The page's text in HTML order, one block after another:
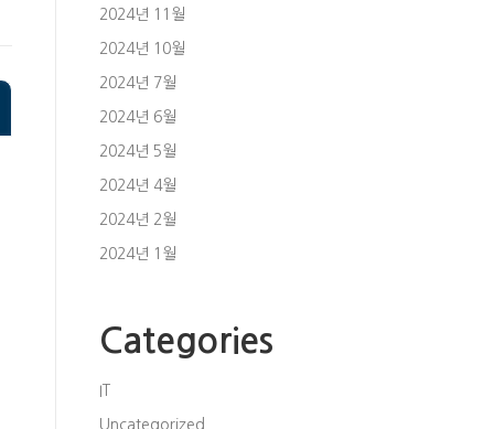
2024년 11월
2024년 10월
2024년 7월
2024년 6월
2024년 5월
2024년 4월
2024년 2월
2024년 1월
Categories
IT
Uncategorized